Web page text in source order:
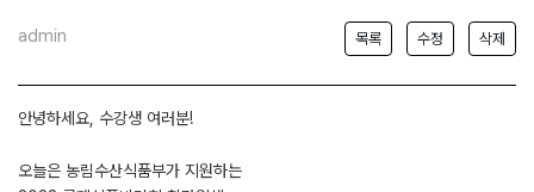
admin 목록 수정 삭제
안녕하세요, 수강생 여러분!
오늘은 농림수산식품부가 지원하는